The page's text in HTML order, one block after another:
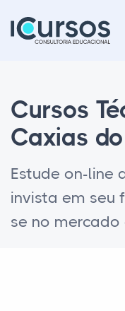
Cursos
Caxias
Estude on-line
invista em seu
se no